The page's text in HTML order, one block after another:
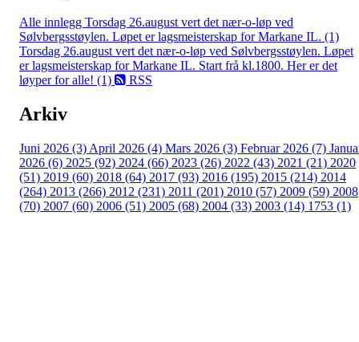
Alle innlegg Torsdag 26.august vert det nær-o-løp ved
Sølvbergsstøylen. Løpet er lagsmeisterskap for Markane IL. (1)
Torsdag 26.august vert det nær-o-løp ved Sølvbergsstøylen. Løpet
er lagsmeisterskap for Markane IL. Start frå kl.1800. Her er det
løyper for alle! (1)
RSS
Arkiv
Juni 2026 (3) April 2026 (4) Mars 2026 (3) Februar 2026 (7)
2026 (6) 2025 (92) 2024 (66) 2023 (26) 2022 (43) 2021 (21) 2020
(51) 2019 (60) 2018 (64) 2017 (93) 2016 (195) 2015 (214) 2014
(264) 2013 (266) 2012 (231) 2011 (201) 2010 (57) 2009 (59) 2008
(70) 2007 (60) 2006 (51) 2005 (68) 2004 (33) 2003 (14) 1753 (1)